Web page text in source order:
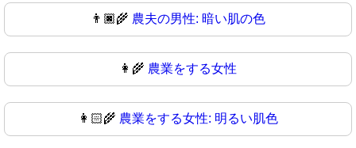
👨🏿‍🌾 農夫の男性: 暗い肌の色
👩‍🌾 農業をする女性
👩🏻‍🌾 農業をする女性: 明るい肌色